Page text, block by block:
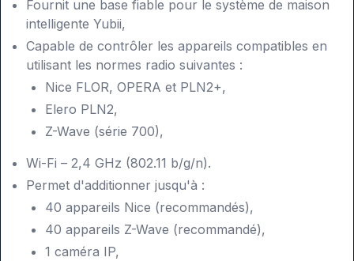
Fournit une base fiable pour le système de maison
intelligente Yubii,
Capable de contrôler les appareils compatibles en
utilisant les normes radio suivantes :
Nice FLOR, OPERA et PLN2+,
Elero PLN2,
Z-Wave (série 700),
Wi-Fi – 2,4 GHz (802.11 b/g/n).
Permet d'additionner jusqu'à :
40 appareils Nice (recommandés),
40 appareils Z-Wave (recommandé),
1 caméra IP,